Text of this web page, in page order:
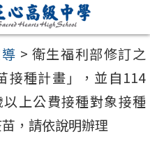
> 衛生福利部修訂之
接種計畫」，並自114
上公費接種對象接種
，請依說明辦理